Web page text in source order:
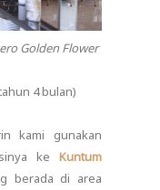
Golden Flower
4 bulan)
kami gunakan
ke Kuntum
berada di area